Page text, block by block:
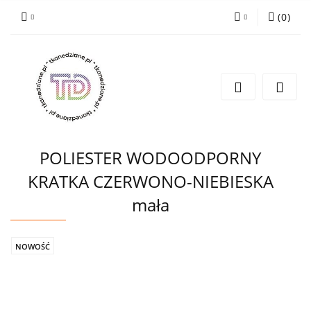
Wyślij e-mail
(0)
POLIESTER WODOODPORNY
KRATKA CZERWONO-NIEBIESKA
mała
NOWOŚĆ